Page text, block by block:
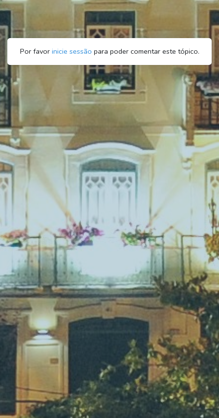
Por favor inicie sessão para poder comentar este tópico.